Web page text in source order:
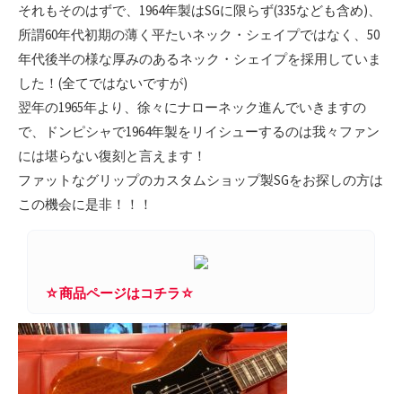
それもそのはずで、1964年製はSGに限らず(335なども含め)、
所謂60年代初期の薄く平たいネック・シェイプではなく、50
年代後半の様な厚みのあるネック・シェイプを採用していま
した！(全てではないですが)
翌年の1965年より、徐々にナローネック進んでいきますの
で、ドンピシャで1964年製をリイシューするのは我々ファン
には堪らない復刻と言えます！
ファットなグリップのカスタムショップ製SGをお探しの方は
この機会に是非！！！
☆商品ページはコチラ☆